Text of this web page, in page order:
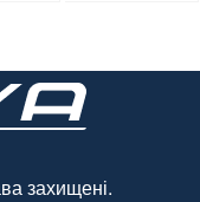
, чорний,
250 шт. /
Уп.
захищені.